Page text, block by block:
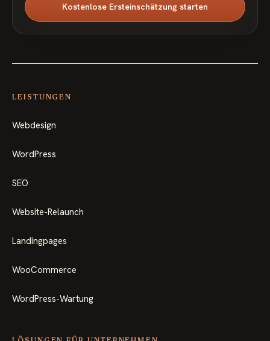
Kostenlose Ersteinschätzung starten
LEISTUNGEN
Webdesign
WordPress
SEO
Website-Relaunch
Landingpages
WooCommerce
WordPress-Wartung